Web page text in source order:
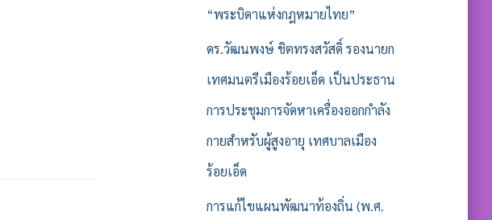
“พระบิดาแห่งกฎหมายไทย”
ดร.วัฒนพงษ์ ชิตทรงสวัสดิ์ รองนายก
เทศมนตรีเมืองร้อยเอ็ด เป็นประธาน
การประชุมการจัดหาเครื่องออกกำลัง
กายสำหรับผู้สูงอายุ เทศบาลเมือง
ร้อยเอ็ด
การแก้ไขแผนพัฒนาท้องถิ่น (พ.ศ.